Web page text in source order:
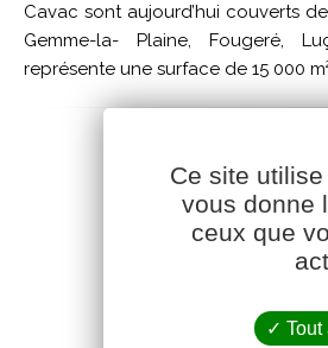
Cavac sont aujourd’hui couverts
Gemme-la- Plaine, Fougeré,
représente une surface de 15 000
Ce site
vous donne
ceux que
Tout